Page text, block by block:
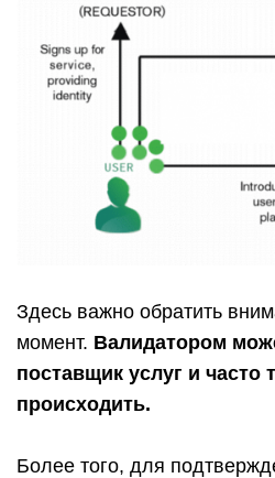
Здесь важно обратить
момент. Валидатором
поставщик услуг и часто
происходить.
Более того, для